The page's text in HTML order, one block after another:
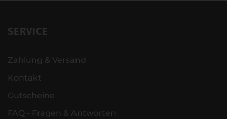
SERVICE
Zahlung & Versand
Kontakt
Gutscheine
FAQ - Fragen & Antworten